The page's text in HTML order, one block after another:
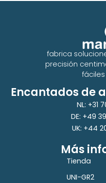
fabrica
precisión
Encantados de
NL: +31
DE: +49
UK: +44
Más
Tienda
UNI-GR2